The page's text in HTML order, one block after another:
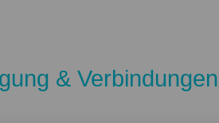
& Verbindungen